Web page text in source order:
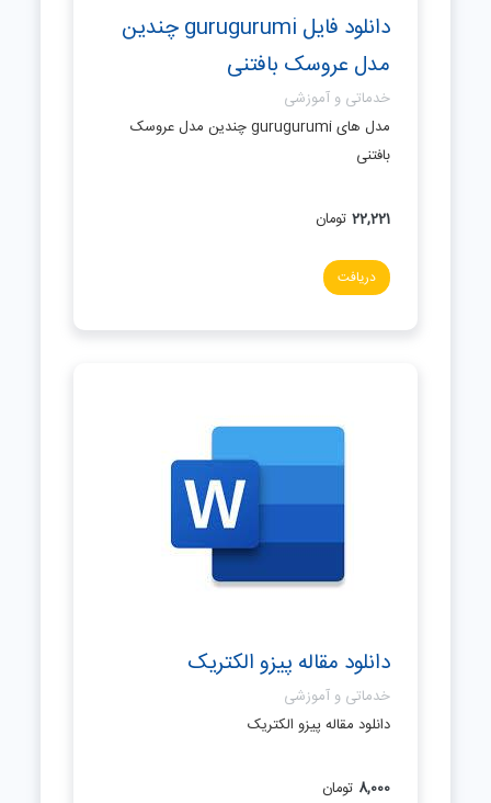
دانلود فایل gurugurumi چندین
مدل عروسک بافتنی
خدماتی و آموزشی
مدل های gurugurumi چندین مدل عروسک
بافتنی
22,221 تومان
دریافت
دانلود مقاله پیزو الکتریک
خدماتی و آموزشی
دانلود مقاله پیزو الکتریک
8,000 تومان